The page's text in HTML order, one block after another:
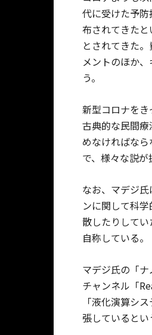
代に受けた予
布されてきた
とされてきた
メントのほか
う。
新型コロナをき
古典的な民間
めなければな
で、様々な説が
なお、マデジ
ンに関して科
散したりして
自称している。
マデジ氏の「
チャンネル「
「液化演算シ
張しているとい